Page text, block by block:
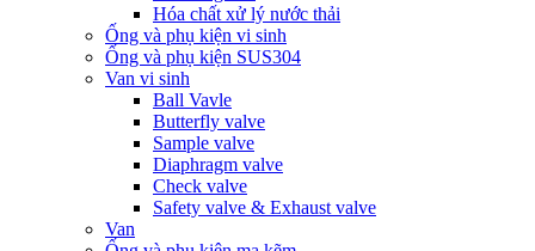
Hóa chất xử lý nước thải
Ống và phụ kiện vi sinh
Ống và phụ kiện SUS304
Van vi sinh
Ball Vavle
Butterfly valve
Sample valve
Diaphragm valve
Check valve
Safety valve & Exhaust valve
Van